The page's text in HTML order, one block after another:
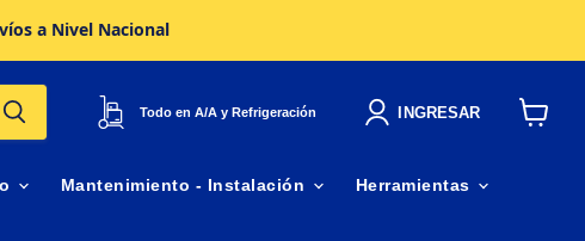
a Nivel Nacional
Todo en A/A y Refrigeración INGRESAR
Mantenimiento - Instalación Herramientas